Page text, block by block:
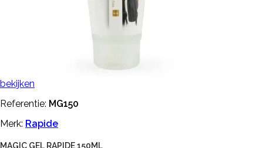
bekijken
Referentie: MG150
Merk: Rapide
MAGIC GEL RAPIDE 150ML